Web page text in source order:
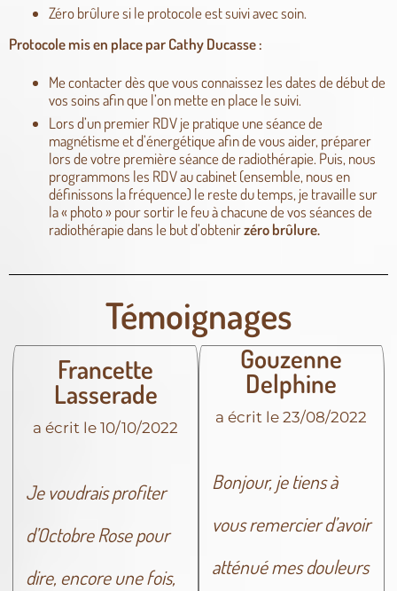
Zéro brûlure si le protocole est suivi avec soin.
Protocole mis en place par Cathy Ducasse :
Me contacter dès que vous connaissez les dates de début de
vos soins afin que l’on mette en place le suivi.
Lors d’un premier RDV je pratique une séance de
magnétisme et d’énergétique afin de vous aider, préparer
lors de votre première séance de radiothérapie. Puis, nous
programmons les RDV au cabinet (ensemble, nous en
définissons la fréquence) le reste du temps, je travaille sur
la « photo » pour sortir le feu à chacune de vos séances de
radiothérapie dans le but d’obtenirzéro brûlure.
Témoignages
Gouzenne
Delphine
a écrit le 23/08/2022
Bonjour, je tiens à
vous remercier d’avoir
atténué mes douleurs
Francette
Lasserade
a écrit le 10/10/2022
Je voudrais profiter
d’Octobre Rose pour
dire, encore une fois,